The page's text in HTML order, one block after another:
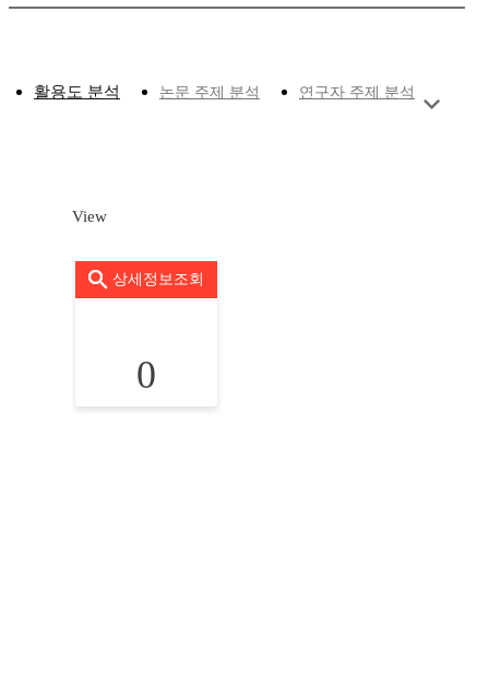
활용도 분석 논문 주제 분석 연구자 주제 분석
View
상세정보조회
0